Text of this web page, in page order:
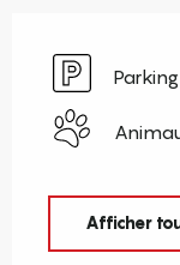
Parking
Afficher